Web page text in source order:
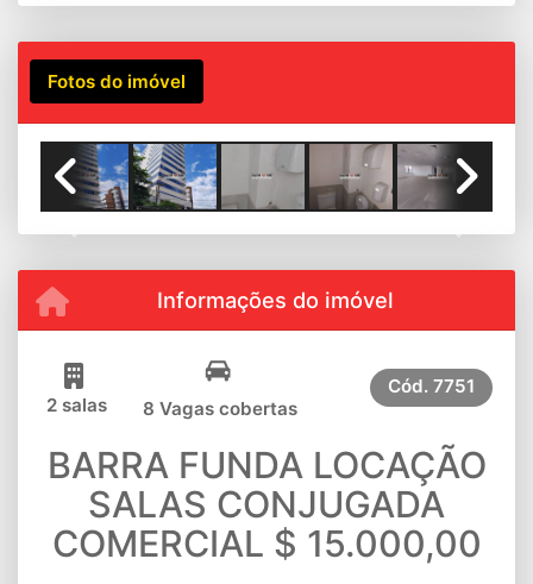
Fotos do imóvel
Informações do imóvel
2 salas 8 Vagas cobertas
Cód. 7751
BARRA FUNDA LOCAÇÃO
SALAS CONJUGADA
COMERCIAL $ 15.000,00